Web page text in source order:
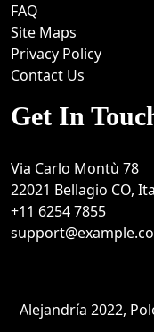
FAQ
Site Maps
Privacy Policy
Contact Us
Get In
Via Carlo Montù 78
22021 Bellagio CO,
+11 6254 7855
Alejandría 2022,